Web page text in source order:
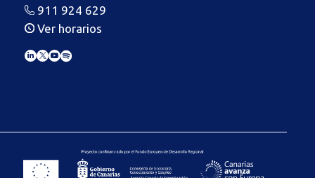
Ver horarios
911 924 629